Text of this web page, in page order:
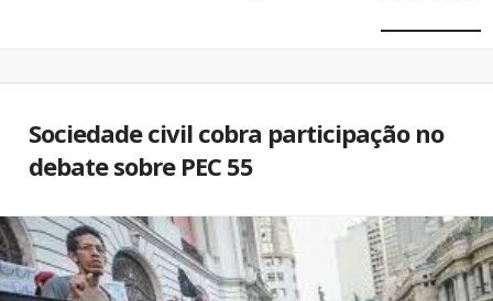
Sociedade civil cobra participação no
debate sobre PEC 55